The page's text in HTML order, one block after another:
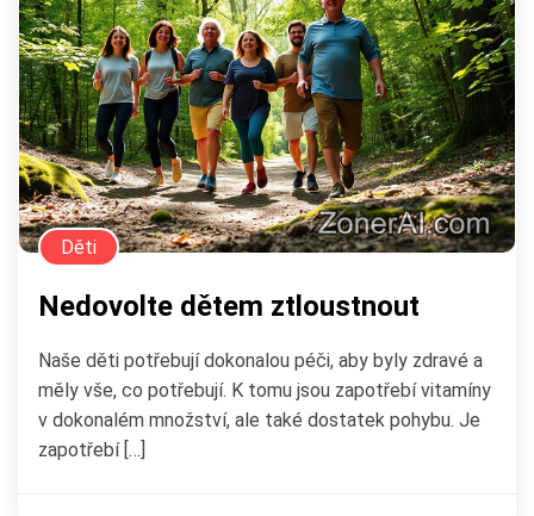
Děti
Nedovolte dětem ztloustnout
Naše děti potřebují dokonalou péči, aby byly zdravé a
měly vše, co potřebují. K tomu jsou zapotřebí vitamíny
v dokonalém množství, ale také dostatek pohybu. Je
zapotřebí […]